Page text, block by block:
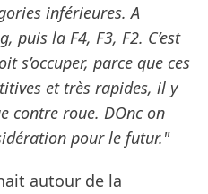
inférieures. A
puis la F4, F3, F2. C’est
s’occuper, parce que ces
et très rapides, il y
contre roue. DOnc on
pour le futur."
autour de la